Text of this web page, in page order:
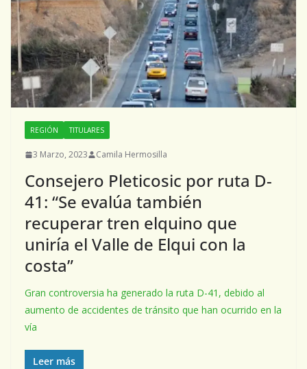
REGIÓN TITULARES
3 Marzo, 2023 Camila Hermosilla
Consejero Pleticosic por ruta D-
41: “Se evalúa también
recuperar tren elquino que
uniría el Valle de Elqui con la
costa”
Gran controversia ha generado la ruta D-41, debido al
aumento de accidentes de tránsito que han ocurrido en la
vía
Leer más